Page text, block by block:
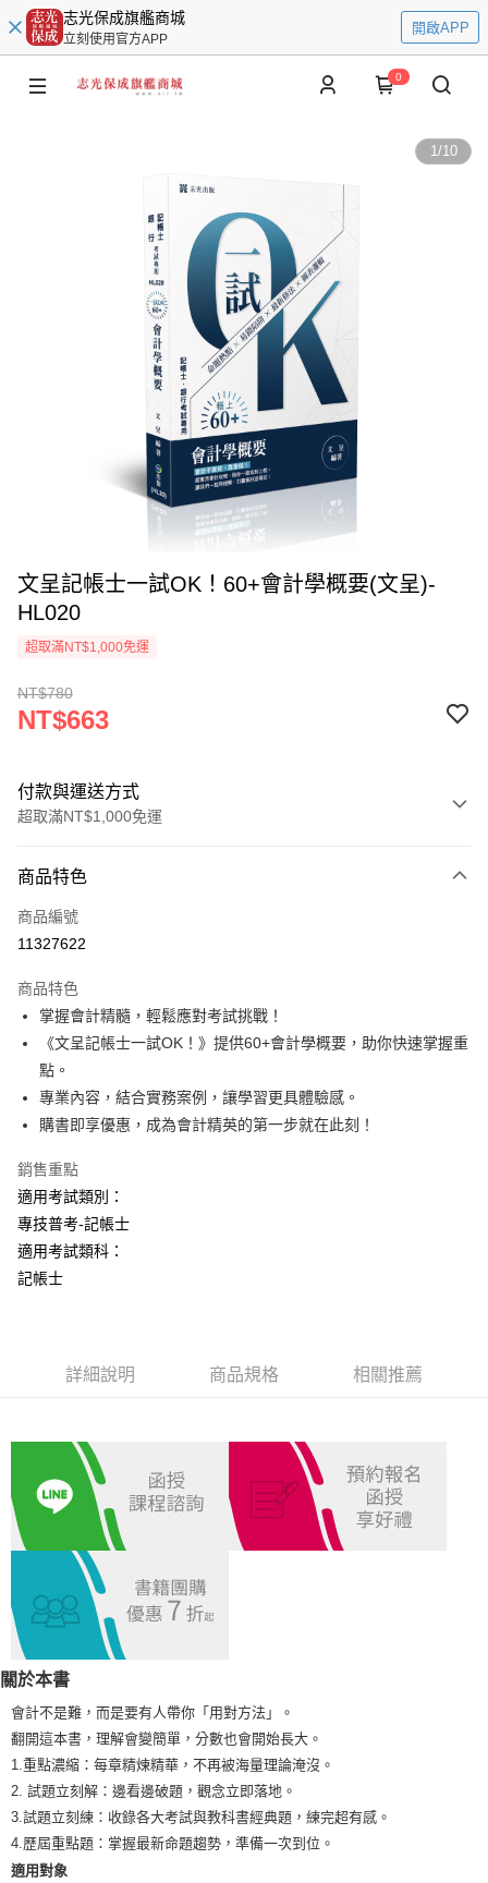
志光保成旗艦商城
立刻使用官方APP
開啟APP
0
1/10
文呈記帳士一試OK！60+會計學概要(文呈)-
HL020
超取滿NT$1,000免運
NT$780
NT$663
付款與運送方式
超取滿NT$1,000免運
信用卡一次付款
超商取貨付款
Apple Pay
悠遊付
Google Pay
ATM付款
全家取貨付款
每筆NT$100，滿NT$1,000(含以上)免運費
付款後全家取貨.
每筆NT$100，滿NT$1,000(含以上)免運費
宅配
每筆NT$100，滿NT$1,000(含以上)免運費
外島郵寄
每筆NT$100，滿NT$1,000(含以上)免運費
商品特色
商品編號
11327622
商品特色
掌握會計精髓，輕鬆應對考試挑戰！
《文呈記帳士一試OK！》提供60+會計學概要，助你快速掌握重
點。
專業內容，結合實務案例，讓學習更具體驗感。
購書即享優惠，成為會計精英的第一步就在此刻！
銷售重點
適用考試類別：
專技普考-記帳士
適用考試類科：
記帳士
詳細說明 商品規格 相關推薦
關於本書
會計不是難，而是要有人帶你「用對方法」。
翻開這本書，理解會變簡單，分數也會開始長大。
1.重點濃縮：每章精煉精華，不再被海量理論淹沒。
2. 試題立刻解：邊看邊破題，觀念立即落地。
3.試題立刻練：收錄各大考試與教科書經典題，練完超有感。
4.歷屆重點題：掌握最新命題趨勢，準備一次到位。
適用對象